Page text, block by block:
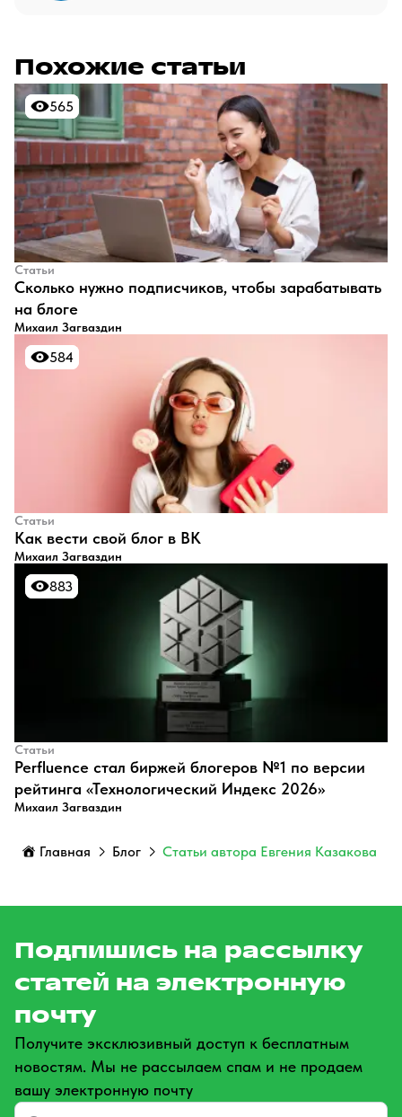
Похожие статьи
565
565
Статьи
​Сколько нужно подписчиков, чтобы зарабатывать
на блоге
Михаил Загваздин
584
584
Статьи
​Как вести свой блог в ВК
Михаил Загваздин
883
883
Статьи
Perfluence стал биржей блогеров №1 по версии
рейтинга «Технологический Индекс 2026»
Михаил Загваздин
Главная Блог Статьи автора Евгения Казакова
Подпишись на рассылку
статей на электронную
почту
Получите эксклюзивный доступ к бесплатным
новостям. Мы не рассылаем спам и не продаем
вашу электронную почту